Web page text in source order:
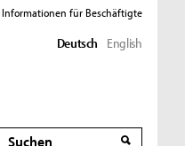
Informationen für Beschäftigte
Deutsch English
Suche
Suche